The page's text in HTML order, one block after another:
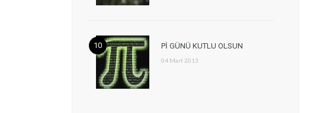
Pİ GÜNÜ KUTLU OLSUN
04 Mart 2013